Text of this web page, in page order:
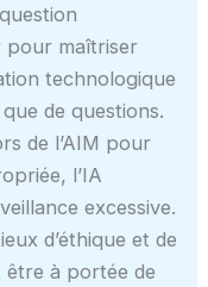
pour maîtriser
technologique
de questions.
de l’AIM pour
l’IA
excessive.
d’éthique et de
être à portée de